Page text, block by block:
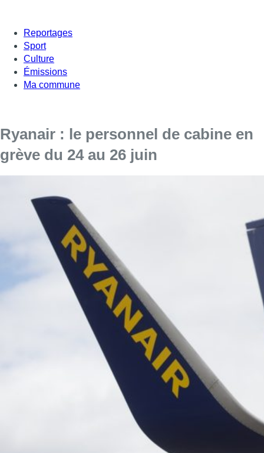
Reportages
Sport
Culture
Émissions
Ma commune
Ryanair : le personnel de cabine en
grève du 24 au 26 juin